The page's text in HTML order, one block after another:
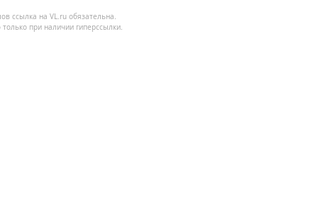
ссылка на VL.ru обязательна.
при наличии гиперссылки.